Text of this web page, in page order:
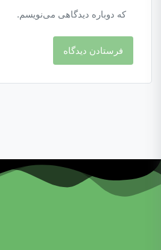
که دوباره دیدگاهی می‌نویسم.